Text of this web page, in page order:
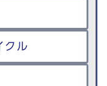
クル